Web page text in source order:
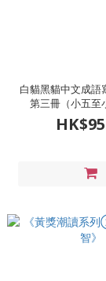
白貓黑貓中文成語
第三冊（小五至